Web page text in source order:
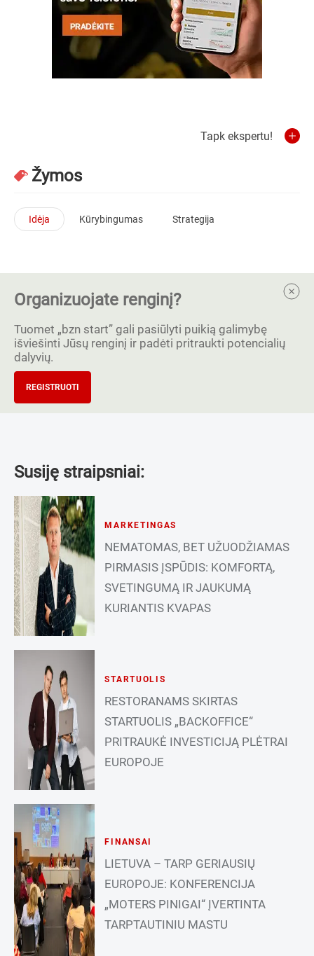
Tapk ekspertu!
Žymos
Idėja Kūrybingumas Strategija
Organizuojate renginį?
Tuomet „bzn start” gali pasiūlyti puikią galimybę
išviešinti Jūsų renginį ir padėti pritraukti potencialių
dalyvių.
REGISTRUOTI
Susiję straipsniai:
MARKETINGAS
NEMATOMAS, BET UŽUODŽIAMAS
PIRMASIS ĮSPŪDIS: KOMFORTĄ,
SVETINGUMĄ IR JAUKUMĄ
KURIANTIS KVAPAS
STARTUOLIS
RESTORANAMS SKIRTAS
STARTUOLIS „BACKOFFICE“
PRITRAUKĖ INVESTICIJĄ PLĖTRAI
EUROPOJE
FINANSAI
LIETUVA – TARP GERIAUSIŲ
EUROPOJE: KONFERENCIJA
„MOTERS PINIGAI“ ĮVERTINTA
TARPTAUTINIU MASTU